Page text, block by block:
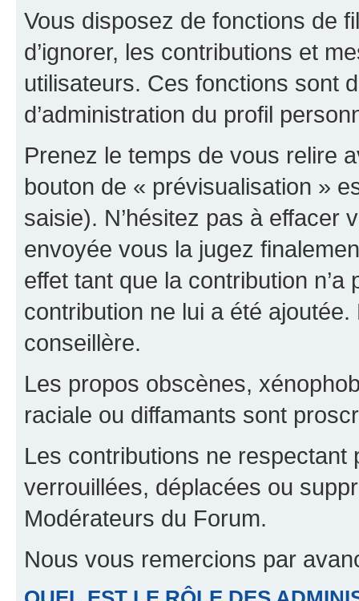
Vous disposez de fonctions de
d’ignorer, les contributions et
utilisateurs. Ces fonctions sont
d’administration du profil
Prenez le temps de vous relire
bouton de « prévisualisation »
saisie). N’hésitez pas à effacer
envoyée vous la jugez
effet tant que la contribution n’a
contribution ne lui a été
conseillère.
Les propos obscènes,
raciale ou diffamants sont
Les contributions ne
verrouillées, déplacées ou
Modérateurs du Forum.
Nous vous remercions par